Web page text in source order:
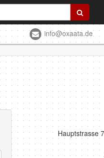
info@oxaata.de
Hauptstrasse